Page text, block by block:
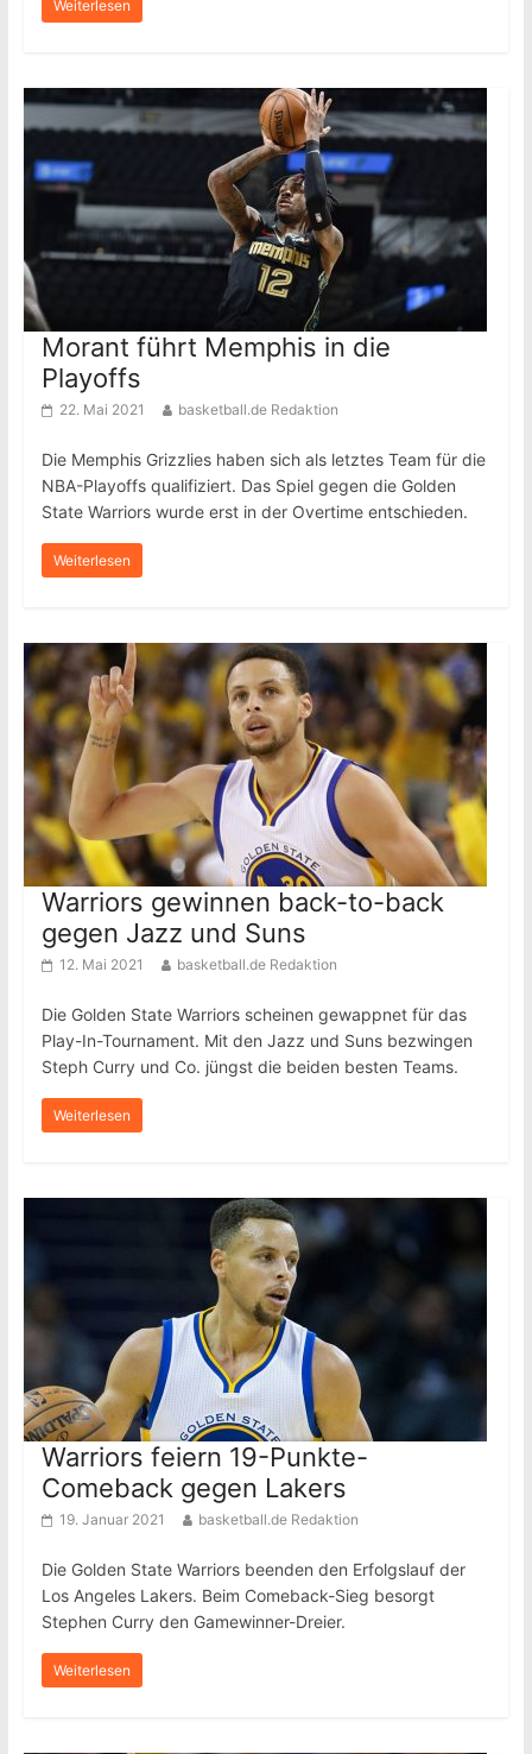
Weiterlesen
Morant führt Memphis in die
Playoffs
22. Mai 2021 basketball.de Redaktion
Die Memphis Grizzlies haben sich als letztes Team für die
NBA-Playoffs qualifiziert. Das Spiel gegen die Golden
State Warriors wurde erst in der Overtime entschieden.
Weiterlesen
Warriors gewinnen back-to-back
gegen Jazz und Suns
12. Mai 2021 basketball.de Redaktion
Die Golden State Warriors scheinen gewappnet für das
Play-In-Tournament. Mit den Jazz und Suns bezwingen
Steph Curry und Co. jüngst die beiden besten Teams.
Weiterlesen
Warriors feiern 19-Punkte-
Comeback gegen Lakers
19. Januar 2021 basketball.de Redaktion
Die Golden State Warriors beenden den Erfolgslauf der
Los Angeles Lakers. Beim Comeback-Sieg besorgt
Stephen Curry den Gamewinner-Dreier.
Weiterlesen